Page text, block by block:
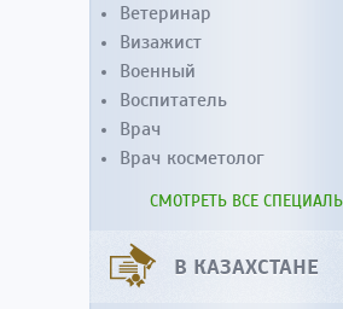
Ветеринар
Визажист
Военный
Воспитатель
Врач
Врач косметолог
СМОТРЕТЬ ВСЕ
В КАЗАХСТАНЕ